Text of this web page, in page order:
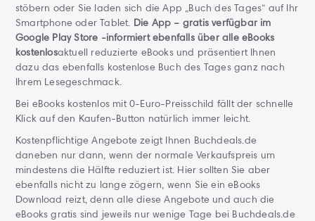
stöbern oder Sie laden sich die App „Buch des Tages“ auf Ihr
Smartphone oder Tablet. Die App – gratis verfügbar im
Google Play Store -informiert ebenfalls über alle eBooks
kostenlosaktuell reduzierte eBooks und präsentiert Ihnen
dazu das ebenfalls kostenlose Buch des Tages ganz nach
Ihrem Lesegeschmack.
Bei eBooks kostenlos mit 0-Euro-Preisschild fällt der schnelle
Klick auf den Kaufen-Button natürlich immer leicht.
Kostenpflichtige Angebote zeigt Ihnen Buchdeals.de
daneben nur dann, wenn der normale Verkaufspreis um
mindestens die Hälfte reduziert ist. Hier sollten Sie aber
ebenfalls nicht zu lange zögern, wenn Sie ein eBooks
Download reizt, denn alle diese Angebote und auch die
eBooks gratis sind jeweils nur wenige Tage bei Buchdeals.de